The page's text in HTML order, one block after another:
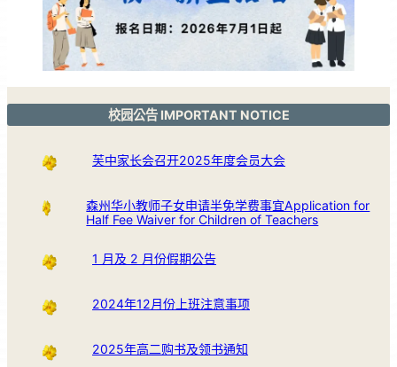
校园公告 IMPORTANT NOTICE
芙中家长会召开2025年度会员大会
森州华小教师子女申请半免学费事宜Application for
Half Fee Waiver for Children of Teachers
1 月及 2 月份假期公告
2024年12月份上班注意事项
2025年高二购书及领书通知